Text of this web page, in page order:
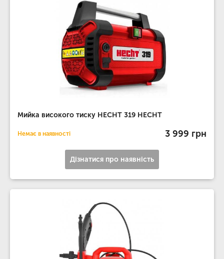
Мийка високого тиску HECHT 319 HECHT
Немає в наявності 3 999 грн
Дізнатися про наявність